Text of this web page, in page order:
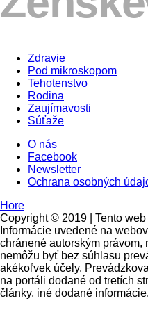
Zdravie
Pod mikroskopom
Tehotenstvo
Rodina
Zaujímavosti
Súťaže
O nás
Facebook
Newsletter
Ochrana osobných
Hore
Copyright © 2019 | Tento web
Informácie uvedené na
chránené autorským právom,
nemôžu byť bez súhlasu
akékoľvek účely.
na portáli dodané od tretích
články, iné dodané